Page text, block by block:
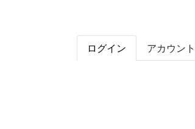
プライマリ
ログイン アカウン